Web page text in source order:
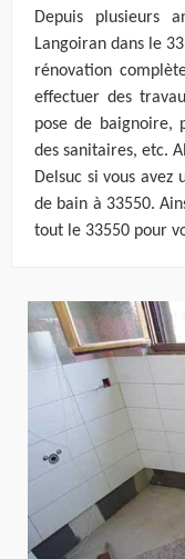
Depuis plusieurs
Langoiran dans le
rénovation
effectuer des
pose de baignoire,
des sanitaires, etc.
Delsuc si vous
de bain à 33550.
tout le 33550 pour